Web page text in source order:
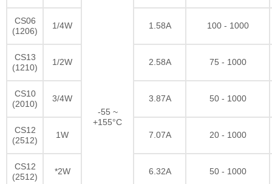
-55 ~
+155°C
CS06
(1206)
1/4W 1.58A 100 - 1000
CS13
(1210)
1/2W 2.58A 75 - 1000
CS10
(2010)
3/4W 3.87A 50 - 1000
CS12
(2512)
1W 7.07A 20 - 1000
CS12
(2512)
*2W 6.32A 50 - 1000